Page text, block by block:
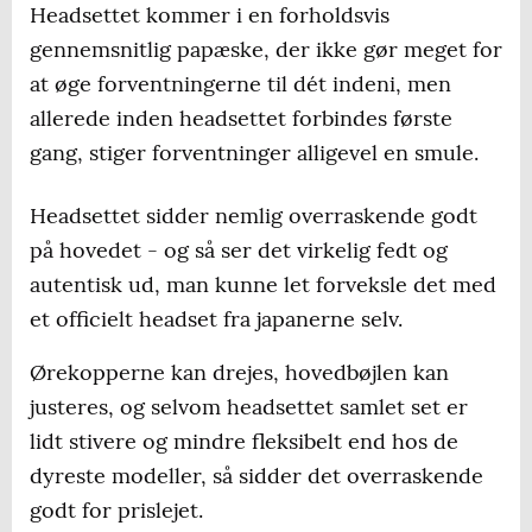
Headsettet kommer i en forholdsvis
gennemsnitlig papæske, der ikke gør meget for
at øge forventningerne til dét indeni, men
allerede inden headsettet forbindes første
gang, stiger forventninger alligevel en smule.
Headsettet sidder nemlig overraskende godt
på hovedet - og så ser det virkelig fedt og
autentisk ud, man kunne let forveksle det med
et officielt headset fra japanerne selv.
Ørekopperne kan drejes, hovedbøjlen kan
justeres, og selvom headsettet samlet set er
lidt stivere og mindre fleksibelt end hos de
dyreste modeller, så sidder det overraskende
godt for prislejet.